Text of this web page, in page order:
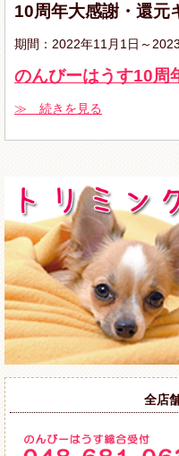
10周年大感謝・還元
期間：2022年11月1日～
のんびーはうす10周
≫ 続きを見る
全店